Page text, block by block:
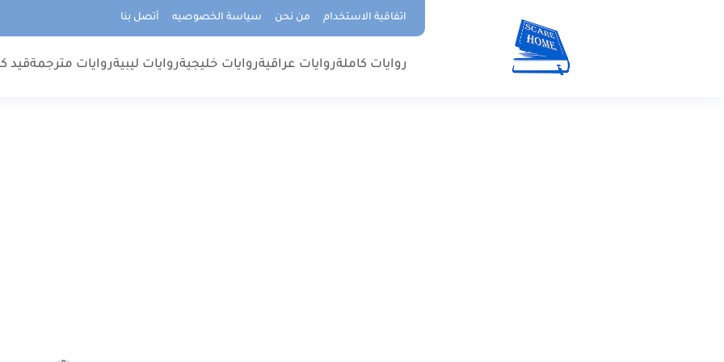
اتفاقية الاستخدام من نحن سياسة الخصوصيه أتصل بنا
روايات كاملةروايات عراقيةروايات خليجيةروايات ليبيةروايات مترجمةقيد